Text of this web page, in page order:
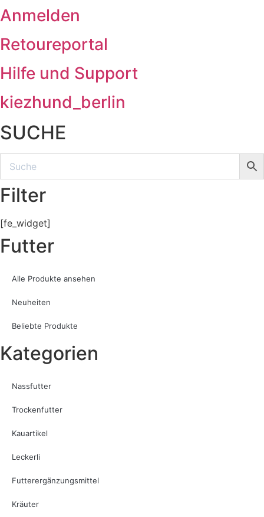
Anmelden
Retoureportal
Hilfe und Support
kiezhund_berlin
SUCHE
Filter
[fe_widget]
Futter
Alle Produkte ansehen
Neuheiten
Beliebte Produkte
Kategorien
Nassfutter
Trockenfutter
Kauartikel
Leckerli
Futterergänzungsmittel
Kräuter